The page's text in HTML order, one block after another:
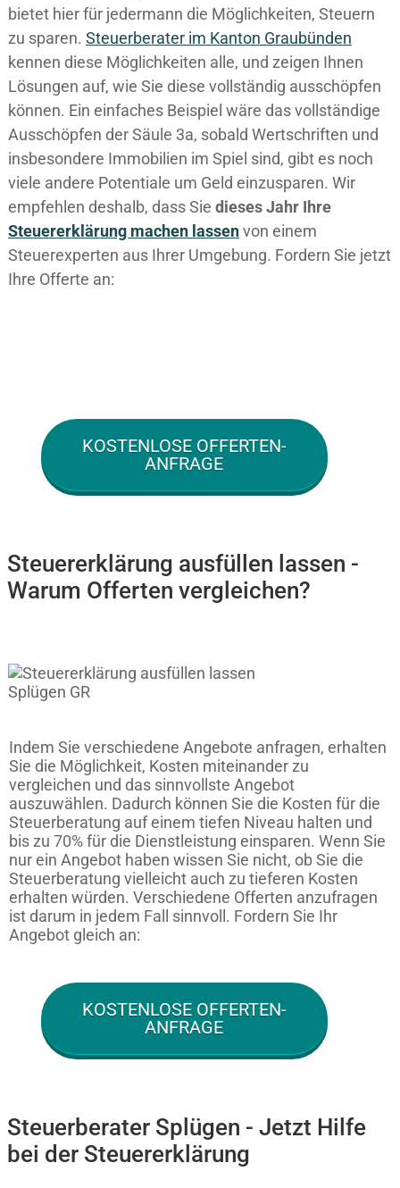
bietet hier für jedermann die Möglichkeiten, Steuern
zu sparen. Steuerberater im K anton Graubünden
kennen diese Möglichkeiten alle, und zeigen Ihnen
Lösungen auf, wie Sie diese vollständig ausschöpfen
können. Ein einfaches Beispiel wäre das vollständige
Ausschöpfen der Säule 3a, sobald Wertschriften und
insbesondere Immobilien im Spiel sind, gibt es noch
viele andere Potentiale um Geld einzusparen. Wir
empfehlen deshalb, dass Sie diesesJahr Ihre
Steuererklärung machen lassenvon einem
Steuerexperten aus Ihrer Umgebung. Fordern Sie jetzt
Ihre Offerte an:
KOSTENLOSE OFFERTEN-
ANFRAGE
Steuererklärung ausfüllen lassen -
Warum Offerten vergleichen?
Indem Sie verschiedene Angebote anfragen, erhalten
Sie die Möglichkeit, Kosten miteinander zu
vergleichen und das sinnvollste Angebot
auszuwählen. Dadurch können Sie die Kosten für die
Steuerberatung auf einem tiefen Niveau halten und
bis zu 70% für die Dienstleistung einsparen. Wenn Sie
nur ein Angebot haben wissen Sie nicht, ob Sie die
Steuerberatung vielleicht auch zu tieferen Kosten
erhalten würden. Verschiedene Offerten anzufragen
ist darum in jedem Fall sinnvoll. Fordern Sie Ihr
Angebot gleich an:
KOSTENLOSE OFFERTEN-
ANFRAGE
Steuerberater Splügen - Jetzt Hilfe
bei der Steuererklärung